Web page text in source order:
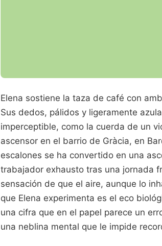
Elena sostiene la taza de café con
Sus dedos, pálidos y ligeramente
imperceptible, como la cuerda de un
ascensor en el barrio de Gràcia, en
escalones se ha convertido en una
trabajador exhausto tras una jornada
sensación de que el aire, aunque lo
que Elena experimenta es el eco
una cifra que en el papel parece un
una neblina mental que le impide